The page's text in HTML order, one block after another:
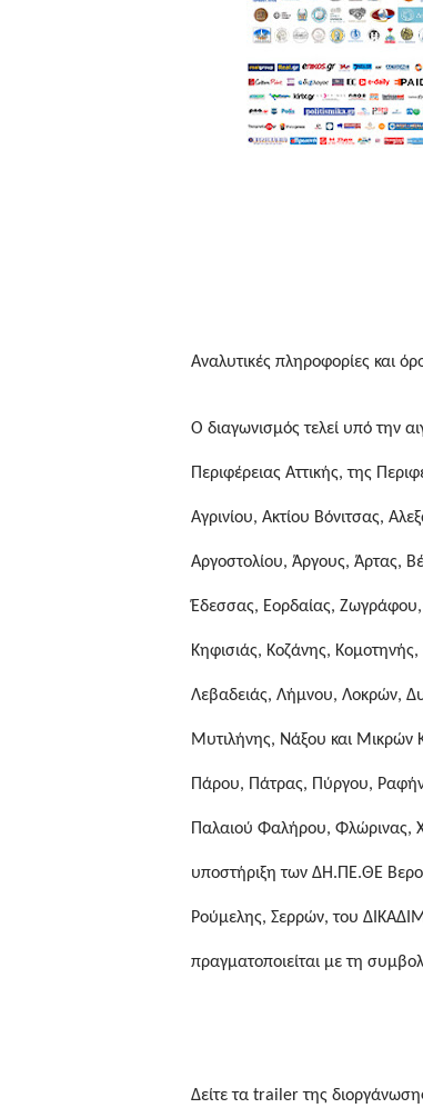
Αναλυτικές πληροφορίες και
Ο διαγωνισμός τελεί υπό την
Περιφέρειας Αττικής, της
Αγρινίου, Ακτίου Βόνιτσας,
Αργοστολίου, Άργους, Άρτας,
Έδεσσας, Εορδαίας, Ζωγράφου,
Κηφισιάς, Κοζάνης,
Λεβαδειάς, Λήμνου, Λοκρών,
Μυτιλήνης, Νάξου και Μικρών
Πάρου, Πάτρας, Πύργου,
Παλαιού Φαλήρου, Φλώρινας,
υποστήριξη των ΔΗ.ΠΕ.ΘΕ
Ρούμελης, Σερρών, του
πραγματοποιείται με τη
Δείτε τα trailer της